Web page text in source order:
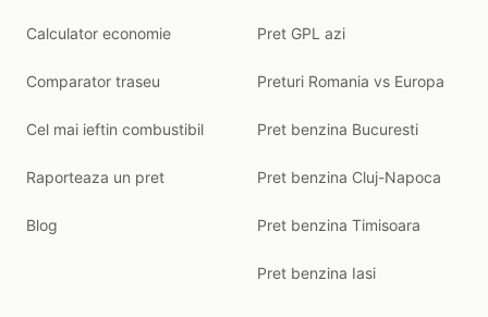
Calculator economie
Comparator traseu
Cel mai ieftin combustibil
Raporteaza un pret
Blog
Pret GPL azi
Preturi Romania vs Europa
Pret benzina Bucuresti
Pret benzina Cluj-Napoca
Pret benzina Timisoara
Pret benzina Iasi